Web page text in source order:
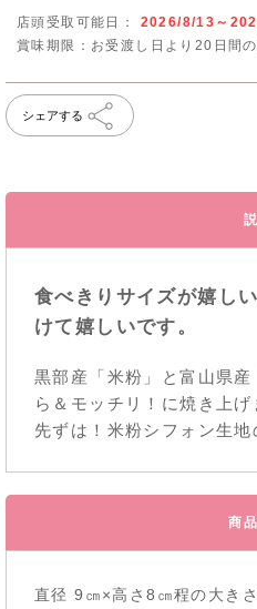
店頭受取可能日： 2026/8/13～
賞味期限：お受渡し日より20日間の
シェアする
食べきりサイズが嬉し
けて嬉しいです。
黒部産「米粉」と富山県産
ら＆モッチリ！に焼き上げ
先ずは！米粉シフォン生地
直径 9㎝×高さ8㎝程の大きさ